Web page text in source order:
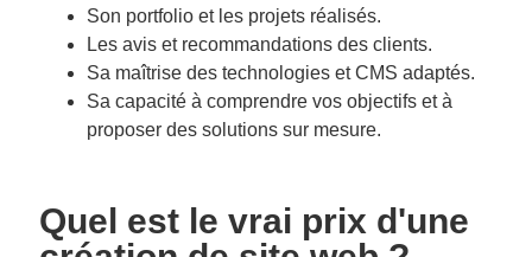
Son portfolio et les projets réalisés.
Les avis et recommandations des clients.
Sa maîtrise des technologies et CMS adaptés.
Sa capacité à comprendre vos objectifs et à
proposer des solutions sur mesure.
Quel est le vrai prix d'une